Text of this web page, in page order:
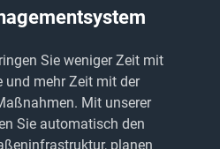
Sie weniger Zeit mit
und mehr Zeit mit der
Mit unserer
Sie automatisch den
planen